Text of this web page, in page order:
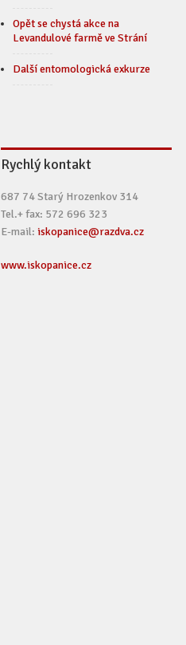
Opět se chystá akce na
Levandulové farmě ve Strání
Další entomologická exkurze
Rychlý kontakt
687 74 Starý Hrozenkov 314
Tel.+ fax: 572 696 323
E-mail: iskopanice@razdva.cz
www.iskopanice.cz